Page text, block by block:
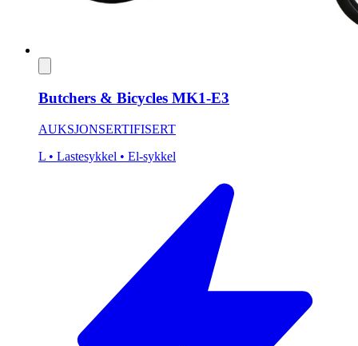
Butchers & Bicycles MK1-E3
AUKSJONSERTIFISERT
L • Lastesykkel • El-sykkel